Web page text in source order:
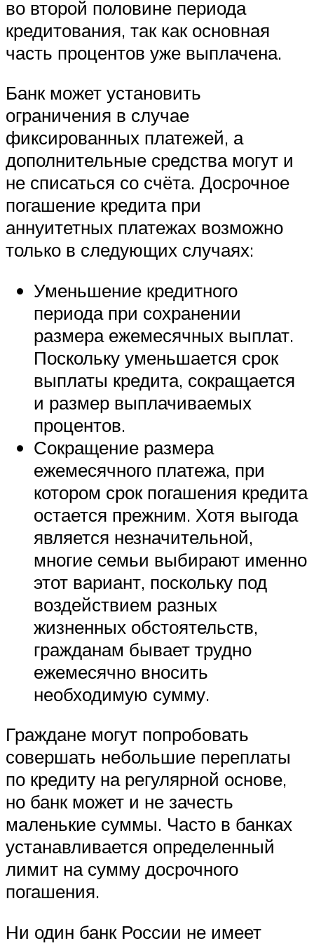
во второй половине периода
кредитования, так как основная
часть процентов уже выплачена.
Банк может установить
ограничения в случае
фиксированных платежей, а
дополнительные средства могут и
не списаться со счёта. Досрочное
погашение кредита при
аннуитетных платежах возможно
только в следующих случаях:
Уменьшение кредитного
периода при сохранении
размера ежемесячных выплат.
Поскольку уменьшается срок
выплаты кредита, сокращается
и размер выплачиваемых
процентов.
Сокращение размера
ежемесячного платежа, при
котором срок погашения кредита
остается прежним. Хотя выгода
является незначительной,
многие семьи выбирают именно
этот вариант, поскольку под
воздействием разных
жизненных обстоятельств,
гражданам бывает трудно
ежемесячно вносить
необходимую сумму.
Граждане могут попробовать
совершать небольшие переплаты
по кредиту на регулярной основе,
но банк может и не зачесть
маленькие суммы. Часто в банках
устанавливается определенный
лимит на сумму досрочного
погашения.
Ни один банк России не имеет